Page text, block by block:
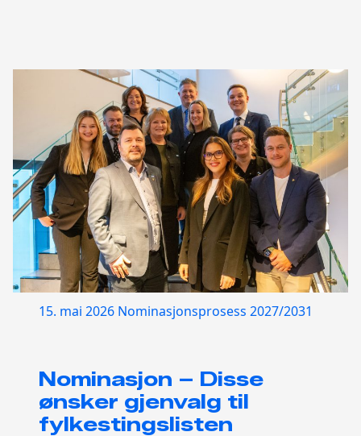
15. mai 2026 Nominasjonsprosess 2027/2031
Nominasjon – Disse
ønsker gjenvalg til
fylkestingslisten